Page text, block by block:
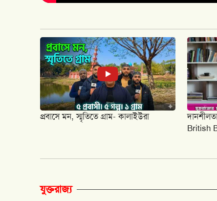
প্রবাসে মন, স্মৃতিতে গ্রাম- কালাইউরা
British
যুক্তরাজ্য